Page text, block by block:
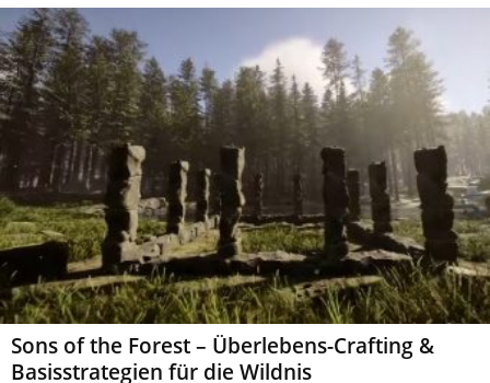
Sons of the Forest – Überlebens-Crafting &
Basisstrategien für die Wildnis